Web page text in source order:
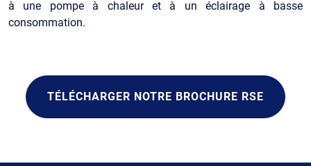
à une pompe à chaleur et à un éclairage à basse
consommation.
TÉLÉCHARGER NOTRE BROCHURE RSE